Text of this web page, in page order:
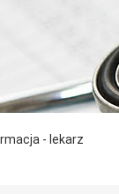
- lekarz